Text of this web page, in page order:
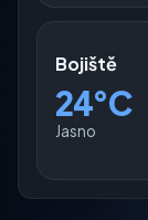
Bojiště
24°C
Jasno